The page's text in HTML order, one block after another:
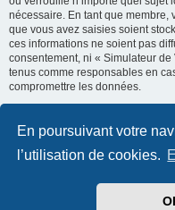
En poursuivant votre
l’utilisation de cookies.
nécessaire. En tant que membre,
que vous avez saisies soient
ces informations ne soient pas
consentement, ni « Simulateur
tenus comme responsables en
compromettre les données.
phpBB